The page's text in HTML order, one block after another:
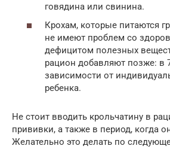
говядина или свинина.
Крохам, которые питаются
не имеют проблем со
дефицитом полезных
рацион добавляют позже: в
зависимости от
ребенка.
Не стоит вводить крольчатину в
прививки, а также в период, когда
Желательно это делать по